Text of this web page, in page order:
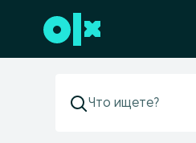
Перейти к нижнему колонтитулу